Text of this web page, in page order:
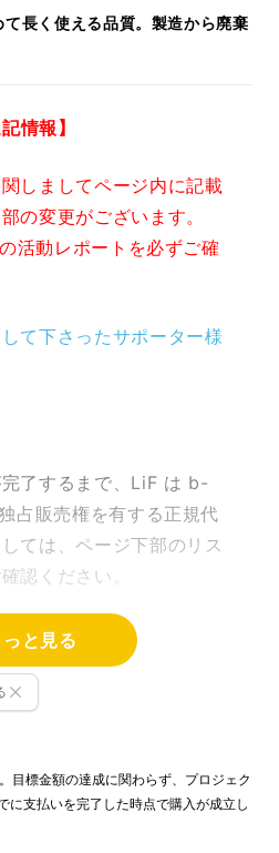
長く使える品質。製造から廃棄
情報】
しましてページ内に記載
の変更がございます。
活動レポートを必ずご確
て下さったサポーター様
了するまで、LiF は b-
占販売権を有する正規代
ては、ページ下部のリス
認ください。
っと見る
目標金額の達成に関わらず、プロジェク
支払いを完了した時点で購入が成立し